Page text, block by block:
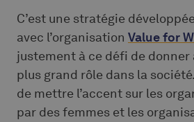
C’est une stratégie
avec l’organisation Value for
justement à ce défi de donner
plus grand rôle dans la
de mettre l’accent sur les
par des femmes et les